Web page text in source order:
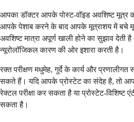
आपका डॉक्टर आपके पोस्ट-वॉइड अवशिष्ट मूत्र
आपके पेशाब करने के बाद आपके मूत्राशय में बचे
अवशिष्ट मात्रा अपूर्ण खाली होने का सुझाव देती
न्यूरोलॉजिकल कारण की ओर इशारा करती है।
रक्त परीक्षण मधुमेह, गुर्दे के कार्य और
सकते हैं। यदि आपके प्रोस्टेट का संदेह है, तो
रेक्टल परीक्षा कर सकता है या प्रोस्टेट-विशिष्ट
सकता है।